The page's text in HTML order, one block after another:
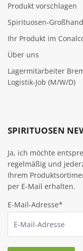
Produkt vorschlagen
Spirituosen-
Ihr Produkt im
Über uns
Lagermitarbeiter
Logistik-Job (M/W/D)
SPIRITUOSEN
Ja, ich möchte
regelmäßig und
Ihrem
per E-Mail erhalten.
E-Mail-Adresse*